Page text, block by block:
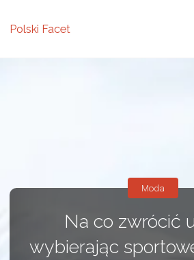
Polski Facet
Na co zwrócić
wybierając
Moda